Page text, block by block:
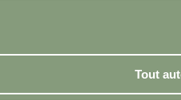
Tout